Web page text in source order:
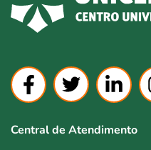
Central de Atendimento